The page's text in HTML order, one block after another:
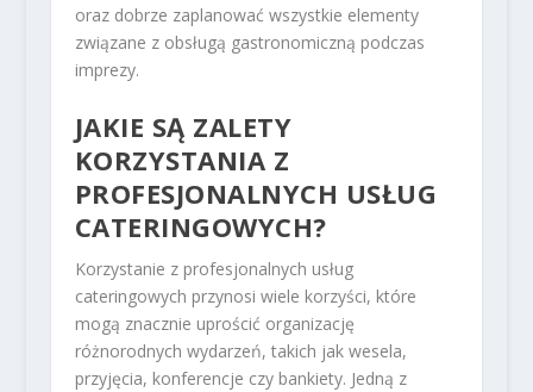
oraz dobrze zaplanować wszystkie elementy
związane z obsługą gastronomiczną podczas
imprezy.
JAKIE SĄ ZALETY
KORZYSTANIA Z
PROFESJONALNYCH USŁUG
CATERINGOWYCH?
Korzystanie z profesjonalnych usług
cateringowych przynosi wiele korzyści, które
mogą znacznie uprościć organizację
różnorodnych wydarzeń, takich jak wesela,
przyjęcia, konferencje czy bankiety. Jedną z